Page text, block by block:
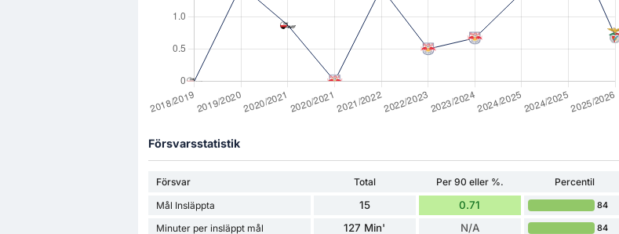
Försvarsstatistik
Försvar Total Per 90 eller %.
Percentil
Mål Insläppta
15 0.71 84
Minuter per insläppt mål 127 Min' N/A 84